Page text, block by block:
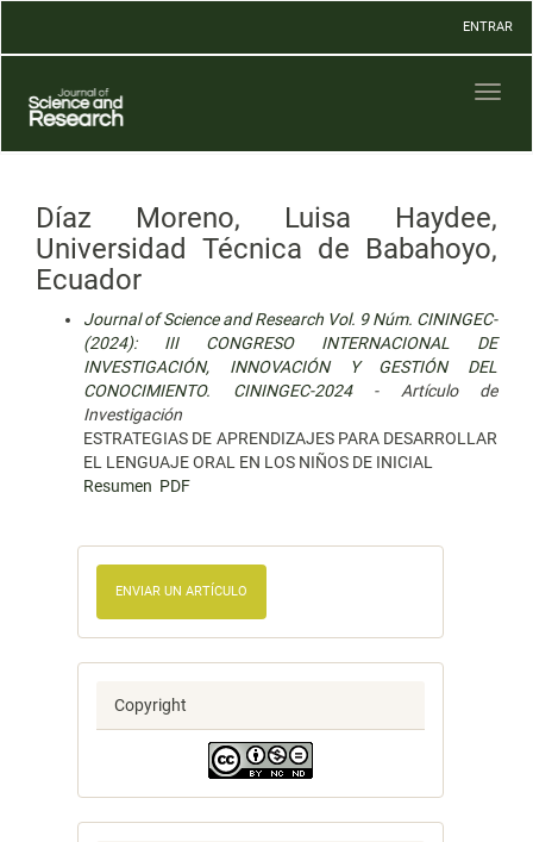
Contenido
Barra
lateral
ENTRAR
Díaz Moreno, Luisa Haydee,
Universidad Técnica de Babahoyo,
Ecuador
Journal of Science and Research Vol. 9 Núm. CININGEC-
(2024): III CONGRESO INTERNACIONAL DE
INVESTIGACIÓN, INNOVACIÓN Y GESTIÓN DEL
CONOCIMIENTO. CININGEC-2024- Artículo de
Investigación
ESTRATEGIAS DE APRENDIZAJES PARA DESARROLLAR
EL LENGUAJE ORAL EN LOS NIÑOS DE INICIAL
Resumen PDF
ENVIAR UN ARTÍCULO
Copyright